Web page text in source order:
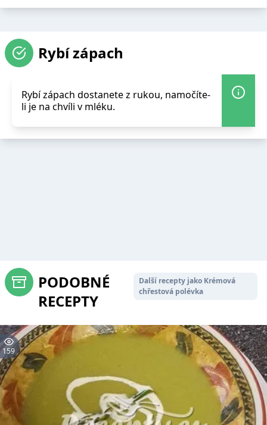
Rybí zápach
Rybí zápach dostanete z rukou, namočíte-
li je na chvíli v mléku.
PODOBNÉ
RECEPTY
Další recepty jako Krémová
chřestová polévka
159